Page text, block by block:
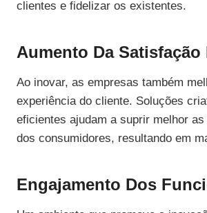
clientes e fidelizar os existentes.
Aumento Da Satisfação
Ao inovar, as empresas também
experiência do cliente. Soluções
eficientes ajudam a suprir melhor
dos consumidores, resultando em
Engajamento Dos